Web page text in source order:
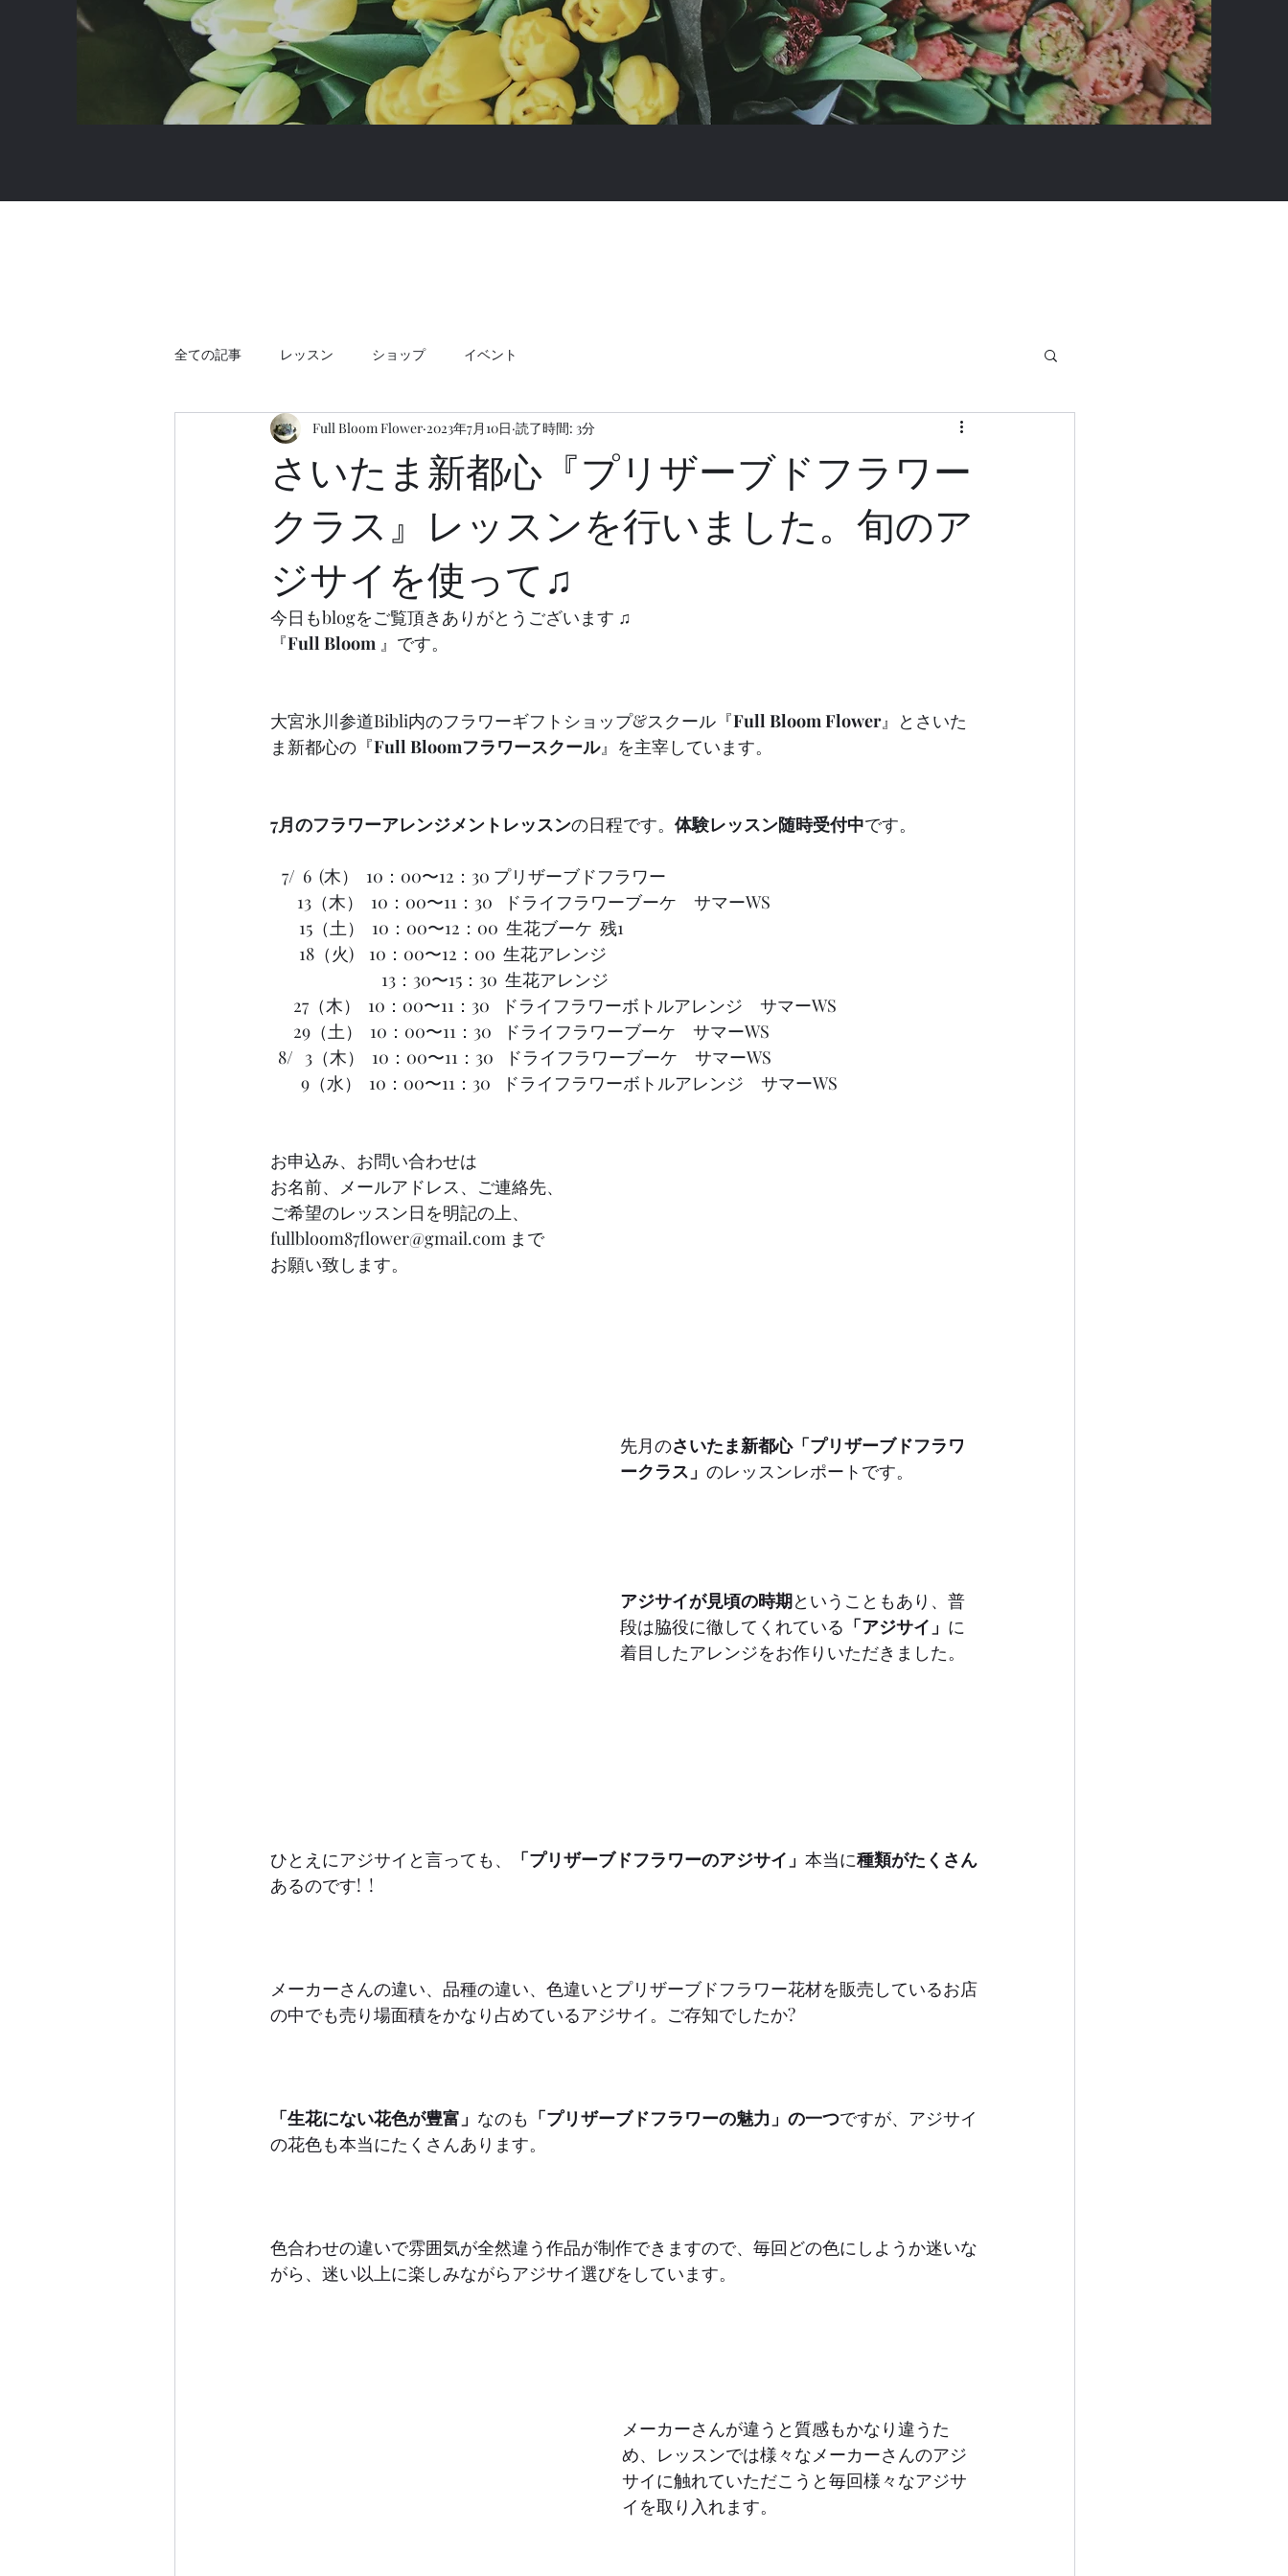
全ての記事 レッスン ショップ イベント
さいたま新都心『プリザーブドフラワー
クラス』レッスンを行いました。旬のア
ジサイを使って♫
Full Bloom Flower 2023年7月10日 読了時間: 3分
今日もblogをご覧頂きありがとうございます ♫
『Full Bloom 』です。
大宮氷川参道Bibli内のフラワーギフトショップ&スクール『Full Bloom Flower』とさいた
ま新都心の『Full Bloomフラワースクール』を主宰しています。
7月のフラワーアレンジメントレッスンの日程です。 体験レッスン随時受付中です。
   7/  6  (木）  10：00〜12：30 プリザーブドフラワー
       13（木）  10：00〜11：30   ドライフラワーブーケ　サマーWS
15（土）  10：00〜12：00  生花ブーケ  残1
18（火)    10：00〜12：00  生花アレンジ
13：30〜15：30  生花アレンジ
      27（木）  10：00〜11：30   ドライフラワーボトルアレンジ　サマーWS
      29（土）  10：00〜11：30   ドライフラワーブーケ　サマーWS
  8/   3（木）  10：00〜11：30   ドライフラワーブーケ　サマーWS
        9（水）  10：00〜11：30   ドライフラワーボトルアレンジ　サマーWS
お申込み、お問い合わせは
お名前、メールアドレス、ご連絡先、
ご希望のレッスン日を明記の上、
fullbloom87flower@gmail.com まで
お願い致します。
先月のさいたま新都心「プリザーブドフラワ
ークラス」 のレッスンレポートです。
アジサイが見頃の時期ということもあり、普
段は脇役に徹してくれている 「アジサイ」 に
着目したアレンジをお作りいただきました。
ひとえにアジサイと言っても、 「プリザーブドフラワーのアジサイ」 本当に種類がたくさん
あるのです!  !
メーカーさんの違い、品種の違い、色違いとプリザーブドフラワー花材を販売しているお店
の中でも売り場面積をかなり占めているアジサイ。ご存知でしたか?
「生花にない花色が豊富」 なのも 「プリザーブドフラワーの魅力」の一つですが、アジサイ
の花色も本当にたくさんあります。
色合わせの違いで雰囲気が全然違う作品が制作できますので、毎回どの色にしようか迷いな
がら、迷い以上に楽しみながらアジサイ選びをしています。
メーカーさんが違うと質感もかなり違うた
め、レッスンでは様々なメーカーさんのアジ
サイに触れていただこうと毎回様々なアジサ
イを取り入れます。